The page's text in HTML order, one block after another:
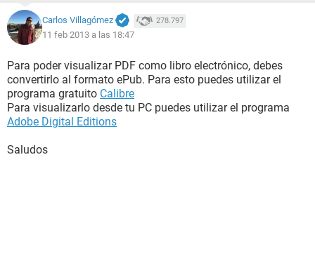
Carlos Villagómez 278.797
11 feb 2013 a las 18:47
Para poder visualizar PDF como libro electrónico, debes
convertirlo al formato ePub. Para esto puedes utilizar el
programa gratuito Calibre
Para visualizarlo desde tu PC puedes utilizar el programa
Adobe Digital Editions
Saludos